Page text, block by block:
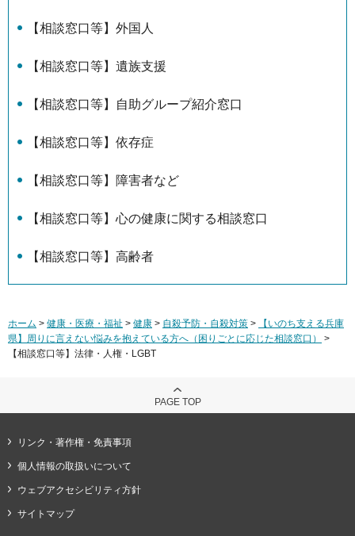
【相談窓口等】外国人
【相談窓口等】遺族支援
【相談窓口等】自助グループ紹介窓口
【相談窓口等】依存症
【相談窓口等】障害者など
【相談窓口等】心の健康に関する相談窓口
【相談窓口等】高齢者
ホーム > 健康・医療・福祉 > 健康 > 自殺予防・自殺対策 >
【いのち支える兵庫
県】周りに言えない悩みを抱えている方へ（困りごとに応じた相談窓口）
>
【相談窓口等】法律・人権・LGBT
PAGE TOP
リンク・著作権・免責事項
個人情報の取扱いについて
ウェブアクセシビリティ方針
サイトマップ